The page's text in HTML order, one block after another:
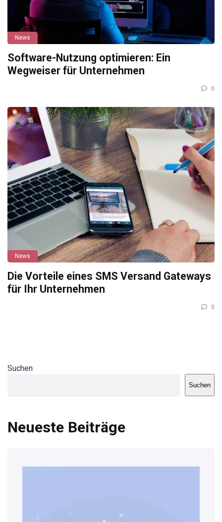
News
Software-Nutzung optimieren: Ein
Wegweiser für Unternehmen
0
News
Die Vorteile eines SMS Versand Gateways
für Ihr Unternehmen
0
Suchen
Suchen
Neueste Beiträge